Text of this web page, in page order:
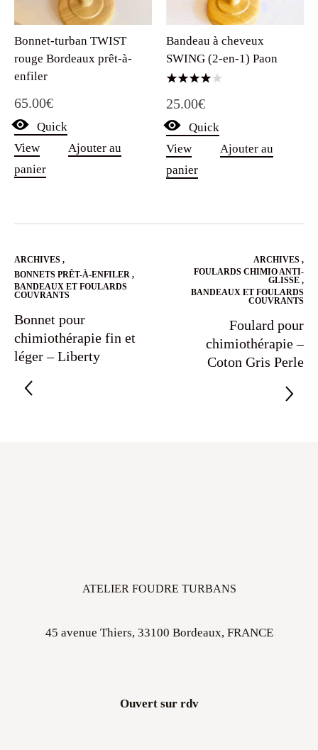
Bonnet-turban TWIST
rouge Bordeaux prêt-à-
enfiler
65.00€
Quick
View
Ajouter au
panier
Bandeau à cheveux
SWING (2-en-1) Paon
4.00
25.00€
Quick
View
Ajouter au
panier
ARCHIVES ,
BONNETS PRÊT-À-ENFILER ,
BANDEAUX ET FOULARDS
COUVRANTS
Bonnet pour
chimiothérapie fin et
léger – Liberty
ARCHIVES ,
FOULARDS CHIMIO ANTI-
GLISSE ,
BANDEAUX ET FOULARDS
COUVRANTS
Foulard pour
chimiothérapie –
Coton Gris Perle
ATELIER FOUDRE TURBANS
45 avenue Thiers, 33100 Bordeaux, FRANCE
Ouvert sur rdv